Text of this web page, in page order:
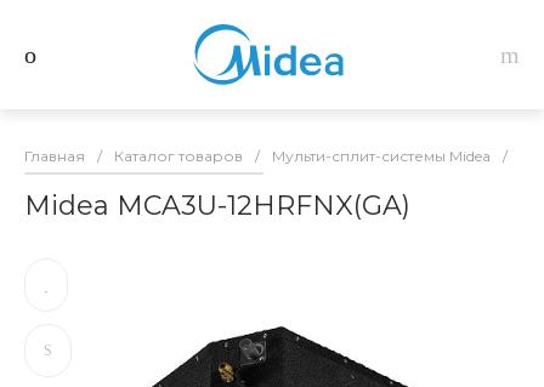
Главная / Каталог товаров / Мульти-сплит-системы Midea /
Midea MCA3U-12HRFNX(GA)